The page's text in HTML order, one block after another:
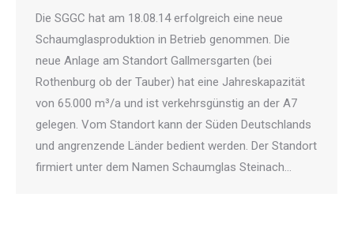
Die SGGC hat am 18.08.14 erfolgreich eine neue
Schaumglasproduktion in Betrieb genommen. Die
neue Anlage am Standort Gallmersgarten (bei
Rothenburg ob der Tauber) hat eine Jahreskapazität
von 65.000 m³/a und ist verkehrsgünstig an der A7
gelegen. Vom Standort kann der Süden Deutschlands
und angrenzende Länder bedient werden. Der Standort
firmiert unter dem Namen Schaumglas Steinach…